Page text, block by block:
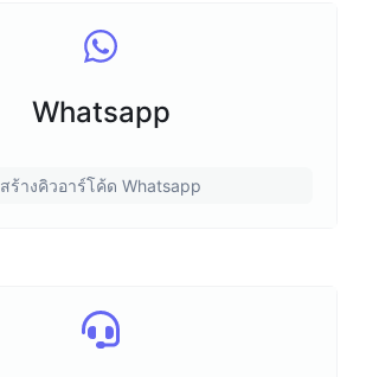
Whatsapp
สร้างคิวอาร์โค้ด Whatsapp